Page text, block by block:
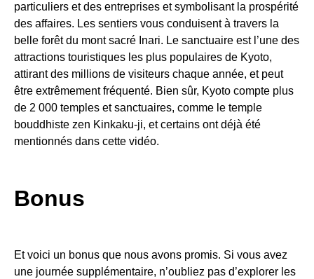
particuliers et des entreprises et symbolisant la prospérité
des affaires. Les sentiers vous conduisent à travers la
belle forêt du mont sacré Inari. Le sanctuaire est l’une des
attractions touristiques les plus populaires de Kyoto,
attirant des millions de visiteurs chaque année, et peut
être extrêmement fréquenté. Bien sûr, Kyoto compte plus
de 2 000 temples et sanctuaires, comme le temple
bouddhiste zen Kinkaku-ji, et certains ont déjà été
mentionnés dans cette vidéo.
Bonus
Et voici un bonus que nous avons promis. Si vous avez
une journée supplémentaire, n’oubliez pas d’explorer les